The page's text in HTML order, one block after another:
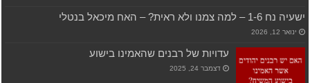
ישעיה נח 1-6 – למה צמנו ולא ראית? – האח מיכאל בנטלי
ינואר 12, 2026
עדויות של רבנים שהאמינו בישוע
דצמבר 24, 2025